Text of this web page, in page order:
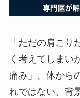
「ただの肩こ
く考えてしまい
痛み」、体から
れではない、背